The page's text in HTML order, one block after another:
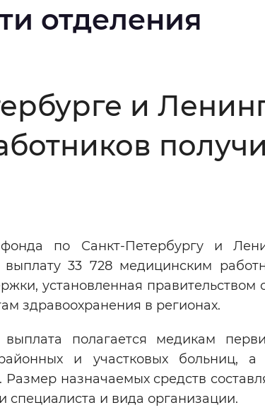
С засечками
Инверсивный
Воспроизвести
настройки
отделения
и
по Санкт-Петербургу и
выплату 33 728 медицинским
установленная правительством
здравоохранения в регионах.
полагается медикам
и участковых больниц,
назначаемых средств
специалиста и вида организации.